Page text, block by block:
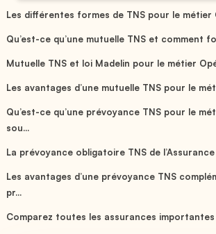
Les différentes formes de TNS pour le métier
Qu’est-ce qu’une mutuelle TNS et comment
Mutuelle TNS et loi Madelin pour le métier
Les avantages d’une mutuelle TNS pour le
Qu’est-ce qu’une prévoyance TNS pour le
sou...
La prévoyance obligatoire TNS de
Les avantages d’une prévoyance TNS
pr...
Comparez toutes les assurances importantes